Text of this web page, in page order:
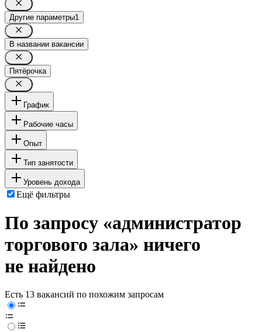
Другие параметры1
В названии вакансии
Пятёрочка
График
Рабочие часы
Опыт
Тип занятости
Уровень дохода
Ещё фильтры
По запросу «администратор
торгового зала» ничего
не найдено
Есть 13 вакансий по похожим запросам